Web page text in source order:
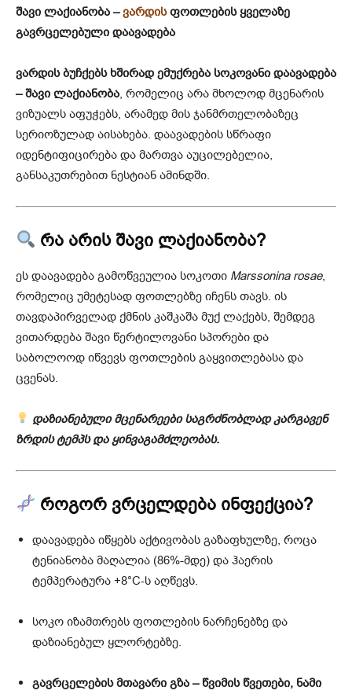
შავი ლაქიანობა –ვარდისფოთლების ყველაზე
გავრცელებული დაავადება
ვარდის ბუჩქებს ხშირად ემუქრება სოკოვანი დაავადება
– შავი ლაქიანობა, რომელიც არა მხოლოდ მცენარის
ვიზუალს აფუჭებს, არამედ მის ჯანმრთელობაზეც
სერიოზულად აისახება. დაავადების სწრაფი
იდენტიფიცირება და მართვა აუცილებელია,
განსაკუთრებით ნესტიან ამინდში.
რა არის შავი ლაქიანობა?
ეს დაავადება გამოწვეულია სოკოთი Marssonina rosae,
რომელიც უმეტესად ფოთლებზე იჩენს თავს. ის
თავდაპირველად ქმნის კაშკაშა მუქ ლაქებს, შემდეგ
ვითარდება შავი წერტილოვანი სპორები და
საბოლოოდ იწვევს ფოთლების გაყვითლებასა და
ცვენას.
დაზიანებული მცენარეები საგრძნობლად კარგავენ
ზრდის ტემპს და ყინვაგამძლეობას.
როგორ ვრცელდება ინფექცია?
დაავადება იწყებს აქტივობას გაზაფხულზე, როცა
ტენიანობა მაღალია (86%-მდე) და ჰაერის
ტემპერატურა +8°C-ს აღწევს.
სოკო იზამთრებს ფოთლების ნარჩენებზე და
დაზიანებულ ყლორტებზე.
გავრცელების მთავარი გზა – წვიმის წვეთები, ნამი